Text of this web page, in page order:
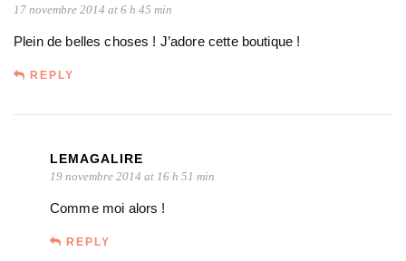
17 novembre 2014 at 6 h 45 min
Plein de belles choses ! J’adore cette boutique !
REPLY
LEMAGALIRE
19 novembre 2014 at 16 h 51 min
Comme moi alors !
REPLY